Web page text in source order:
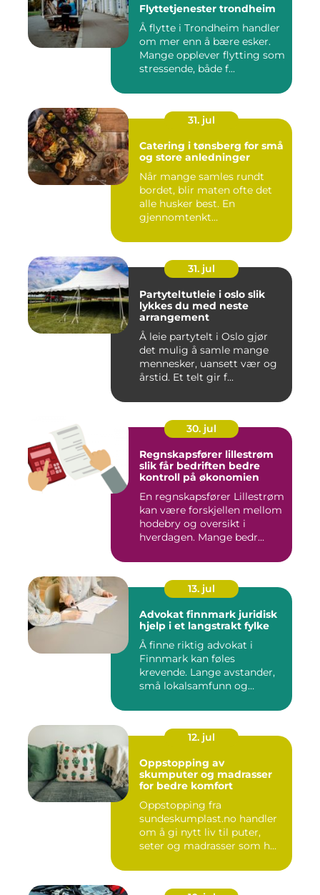
Flyttetjenester trondheim
Å flytte i Trondheim handler
om mer enn å bære esker.
Mange opplever flytting som
stressende, både f...
31. jul
Catering i tønsberg for små
og store anledninger
Når mange samles rundt
bordet, blir maten ofte det
alle husker best. En
gjennomtenkt
31. jul
Partyteltutleie i oslo slik
lykkes du med neste
arrangement
Å leie partytelt i Oslo gjør
det mulig å samle mange
mennesker, uansett vær og
årstid. Et telt gir f...
30. jul
Regnskapsfører lillestrøm
slik får bedriften bedre
kontroll på økonomien
En regnskapsfører Lillestrøm
kan være forskjellen mellom
hodebry og oversikt i
hverdagen. Mange bedr...
13. jul
Advokat finnmark juridisk
hjelp i et langstrakt fylke
Å finne riktig advokat i
Finnmark kan føles
krevende. Lange avstander,
små lokalsamfunn og
12. jul
Oppstopping av
skumputer og madrasser
for bedre komfort
Oppstopping fra
sundeskumplast.no handler
om å gi nytt liv til puter,
seter og madrasser som h...